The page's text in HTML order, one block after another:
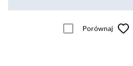
Porównaj